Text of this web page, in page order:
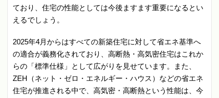
ており、住宅の性能としては今後ますます重要になるとい
えるでしょう。
2025年4月からはすべての新築住宅に対して省エネ基準へ
の適合が義務化されており、高断熱・高気密住宅はこれか
らの「標準仕様」として広がりを見せています。また、
ZEH（ネット・ゼロ・エネルギー・ハウス）などの省エネ
住宅が推進される中で、高気密・高断熱という性能は、今